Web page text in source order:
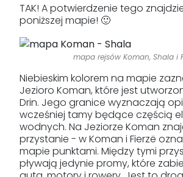
TAK! A potwierdzenie tego
poniższej mapie! 🙂
mapa rejsów Koman, Shala i
Niebieskim kolorem na mapie
Jezioro Koman, które jest
Drin. Jego granice wyznaczają
wcześniej tamy będące częścią
wodnych. Na Jeziorze Koman
przystanie - w Koman i Fierzë
mapie punktami. Między tymi
pływają jedynie promy, które